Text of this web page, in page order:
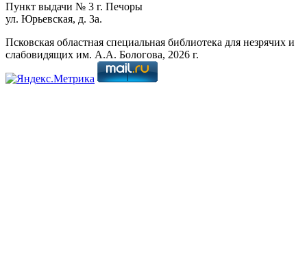
Пункт выдачи № 3 г. Печоры
ул. Юрьевская, д. 3а.
Псковская областная специальная библиотека для незрячих и
слабовидящих им. А.А. Бологова, 2026 г.